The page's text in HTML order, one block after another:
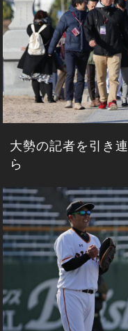
大勢の記者を引き
ら